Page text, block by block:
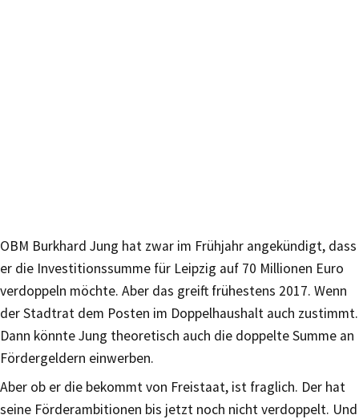
OBM Burkhard Jung hat zwar im Frühjahr angekündigt, dass
er die Investitionssumme für Leipzig auf 70 Millionen Euro
verdoppeln möchte. Aber das greift frühestens 2017. Wenn
der Stadtrat dem Posten im Doppelhaushalt auch zustimmt.
Dann könnte Jung theoretisch auch die doppelte Summe an
Fördergeldern einwerben.
Aber ob er die bekommt von Freistaat, ist fraglich. Der hat
seine Förderambitionen bis jetzt noch nicht verdoppelt. Und